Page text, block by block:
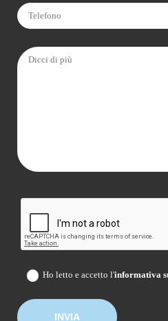
Ho letto e accetto l'informativa